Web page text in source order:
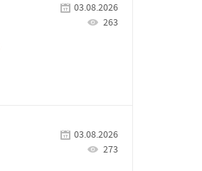
03.08.2026
263
03.08.2026
273